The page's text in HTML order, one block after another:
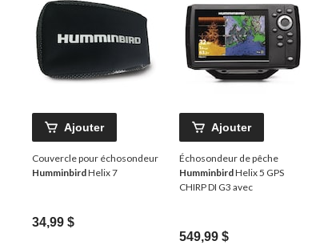
Ajouter
Couvercle pour échosondeur
HumminbirdHelix 7
34,99 $
Ajouter
Échosondeur de pêche
HumminbirdHelix 5 GPS
CHIRP DI G3 avec
549,99 $